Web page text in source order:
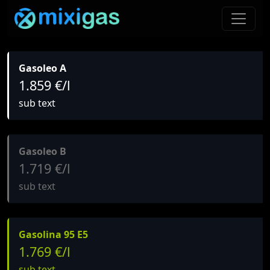
Gasoleo A
1.859 €/l
sub text
Gasoleo B
1.719 €/l
sub text
Gasolina 95 E5
1.769 €/l